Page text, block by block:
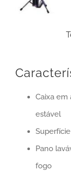
Tela
Caixa em
estável
Pano
fogo